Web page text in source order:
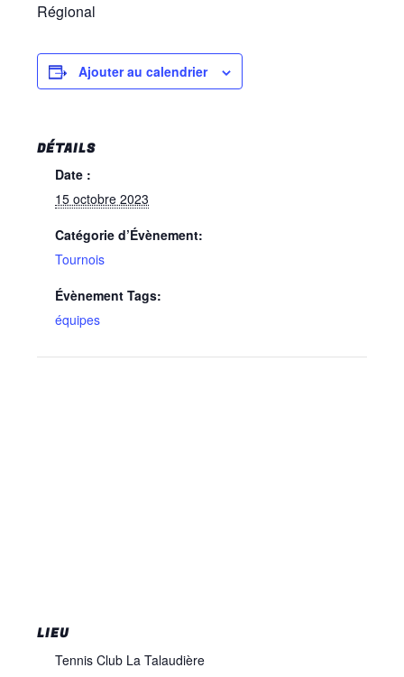
Régional
Ajouter au calendrier
DÉTAILS
Date :
15 octobre 2023
Catégorie d’Évènement:
Tournois
Évènement Tags:
équipes
LIEU
Tennis Club La Talaudière